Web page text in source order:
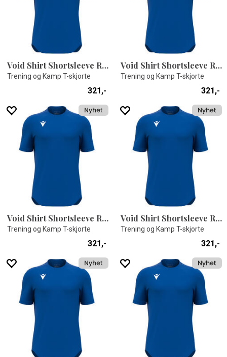
Void Shirt Shortsleeve ROY S
Trening og Kamp T-skjorte
321,-
Void Shirt Shortsleeve ROY M
Trening og Kamp T-skjorte
321,-
Void Shirt Shortsleeve ROY L
Trening og Kamp T-skjorte
321,-
Void Shirt Shortsleeve ROY 5XL
Trening og Kamp T-skjorte
321,-